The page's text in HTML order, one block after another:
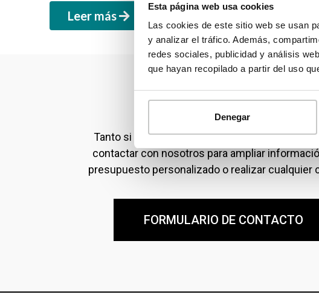
Esta página web usa cookies
Las cookies de este sitio web se usan
y analizar el tráfico. Además,
redes sociales, publicidad y análisis
que hayan recopilado a partir del uso
Denegar
Leer más
Contacta con nosotros
Tanto si eres particular como profesional, no
contactar con nosotros para ampliar
presupuesto personalizado o realizar cualquier
FORMULARIO DE CONTACTO